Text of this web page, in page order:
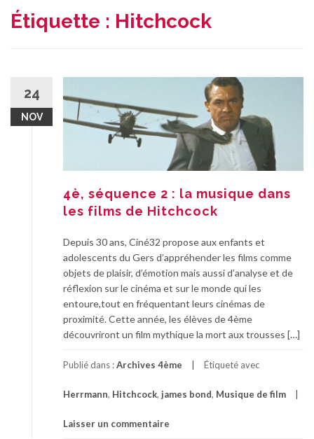
Étiquette : Hitchcock
24
NOV
4è, séquence 2 : la musique dans
les films de Hitchcock
Depuis 30 ans, Ciné32 propose aux enfants et
adolescents du Gers d’appréhender les films comme
objets de plaisir, d’émotion mais aussi d’analyse et de
réflexion sur le cinéma et sur le monde qui les
entoure,tout en fréquentant leurs cinémas de
proximité. Cette année, les élèves de 4ème
découvriront un film mythique la mort aux trousses […]
Publié dans :Archives 4ème Étiqueté avec
Herrmann, Hitchcock, james bond, Musique de film
Laisser un commentaire